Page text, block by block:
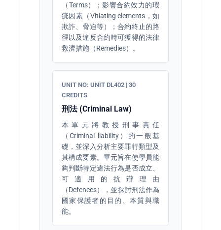
（Terms）；影響合約效力的瑕
疵因素（Vitiating elements，如
欺詐、脅迫等）；合約終止的路
徑以及違反合約時可獲得的法律
救濟措施（Remedies）。
UNIT NO: UNIT DL402 | 30
CREDITS
刑法 (Criminal Law)
本單元將教授刑事責任
（Criminal liability）的一般基
礎，並深入分析主要罪行類型及
其構成要素。單元旨在使學員能
夠判斷特定違法行為是否成立、
可適用的抗辯理由
（Defences），並探討刑法作為
國家保護者的目的、本質與職
能。